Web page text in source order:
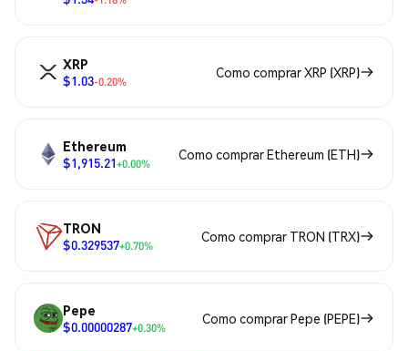
XRP
$1.03-0.20%
Como comprar XRP (XRP)
Ethereum
$1,915.21+0.00%
Como comprar Ethereum (ETH)
TRON
$0.329537+0.70%
Como comprar TRON (TRX)
Pepe
$0.00000287+0.30%
Como comprar Pepe (PEPE)